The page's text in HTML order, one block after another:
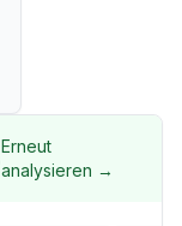
Erneut
analysieren →